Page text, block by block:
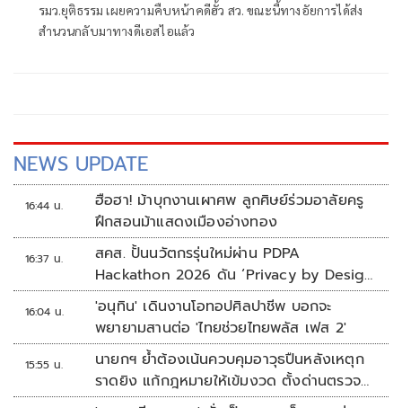
รมว.ยุติธรรม เผยความคืบหน้าคดีฮั้ว สว. ขณะนี้ทางอัยการได้ส่ง
สำนวนกลับมาทางดีเอสไอแล้ว
NEWS UPDATE
16:44 น.
ฮือฮา! ม้าบุกงานเผาศพ ลูกศิษย์ร่วมอาลัยครู
ฝึกสอนม้าแสดงเมืองอ่างทอง
16:37 น.
สคส. ปั้นนวัตกรรุ่นใหม่ผ่าน PDPA
Hackathon 2026 ดัน ‘Privacy by Design
for all’ สู่โซลูชันคุ้มครองข้อมูลส่วนบุคคลที่
ใช้ได้จริง
16:04 น.
'อนุทิน' เดินงานโอทอปศิลปาชีพ บอกจะ
พยายามสานต่อ 'ไทยช่วยไทยพลัส เฟส 2'
15:55 น.
นายกฯ ย้ำต้องเน้นควบคุมอาวุธปืนหลังเหตุก
ราดยิง แก้กฎหมายให้เข้มงวด ตั้งด่านตรวจ
เพิ่ม